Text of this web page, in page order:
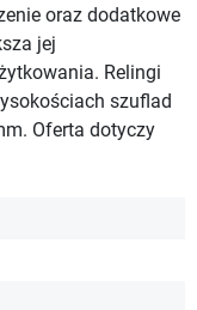
oraz dodatkowe
jej
Relingi
szuflad
Oferta dotyczy